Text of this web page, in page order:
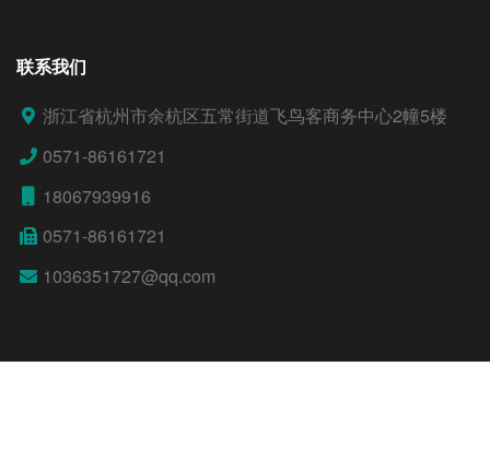
联系我们
浙江省杭州市余杭区五常街道飞鸟客商务中心2幢5楼
0571-86161721
18067939916
0571-86161721
1036351727@qq.com
© 2026 杭州普桑能源科技有限公司.浙ICP备2023045315